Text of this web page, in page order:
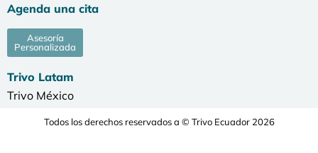
Agenda una cita
Asesoría
Personalizada
Trivo Latam
Trivo México
Todos los derechos reservados a © Trivo Ecuador 2026